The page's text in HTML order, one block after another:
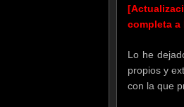
completa a
Lo he
propios y
con la que